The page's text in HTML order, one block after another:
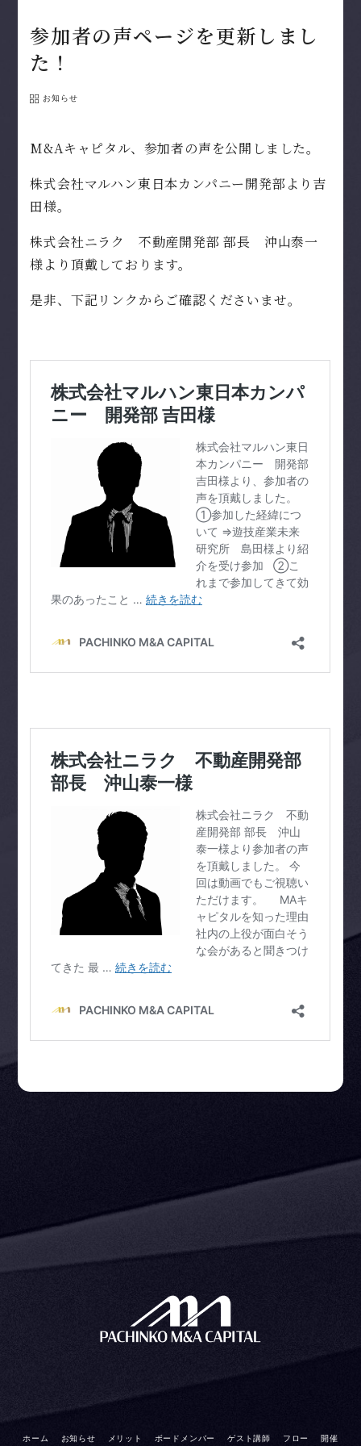
参加者の声ページを更新しまし
た！
お知らせ
M&Aキャピタル、参加者の声を公開しました。
株式会社マルハン東日本カンパニー開発部より吉
田様。
株式会社ニラク 不動産開発部 部長 沖山泰一
様より頂戴しております。
是非、下記リンクからご確認くださいませ。
ホーム お知らせ メリット ボードメンバー ゲスト講師 フロー 開催